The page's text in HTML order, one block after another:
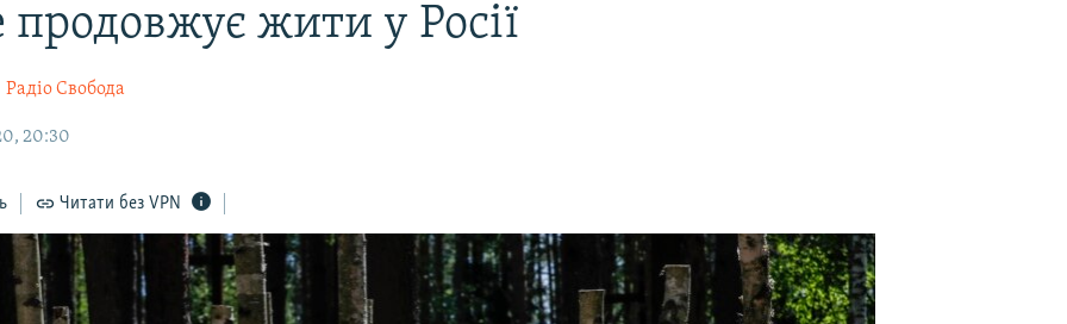
продовжує жити у Росії
Радіо Свобода
20:30
Читати без VPN